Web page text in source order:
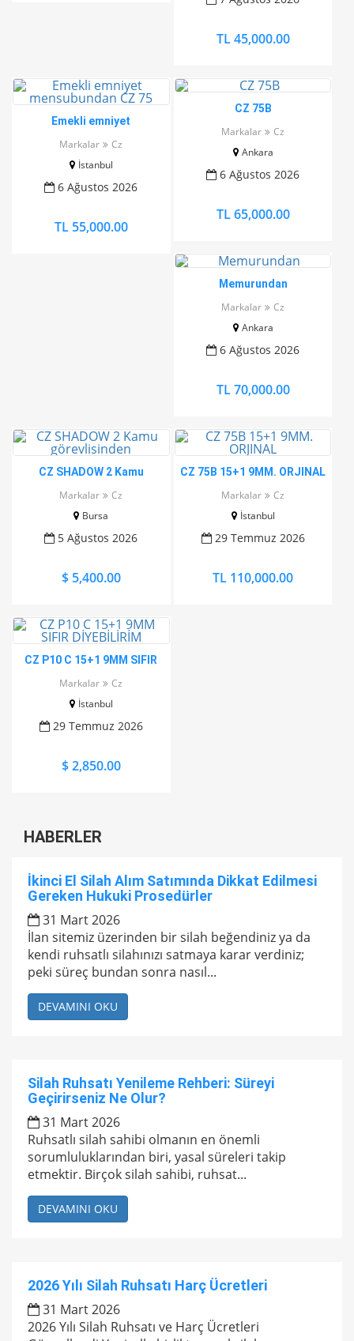
TL 45,000.00
Emekli emniyet
Markalar
Cz
İstanbul
6 Ağustos 2026
TL 55,000.00
CZ 75B
Markalar
Cz
Ankara
6 Ağustos 2026
TL 65,000.00
Memurundan
Markalar
Cz
Ankara
6 Ağustos 2026
TL 70,000.00
CZ SHADOW 2 Kamu
Markalar
Cz
Bursa
5 Ağustos 2026
$ 5,400.00
CZ 75B 15+1 9MM. ORJINAL
Markalar
Cz
İstanbul
29 Temmuz 2026
TL 110,000.00
CZ P10 C 15+1 9MM SIFIR
Markalar
Cz
İstanbul
29 Temmuz 2026
$ 2,850.00
HABERLER
İkinci El Silah Alım Satımında Dikkat Edilmesi
Gereken Hukuki Prosedürler
31 Mart 2026
İlan sitemiz üzerinden bir silah beğendiniz ya da
kendi ruhsatlı silahınızı satmaya karar verdiniz;
peki süreç bundan sonra nasıl...
DEVAMINI OKU
Silah Ruhsatı Yenileme Rehberi: Süreyi
Geçirirseniz Ne Olur?
31 Mart 2026
Ruhsatlı silah sahibi olmanın en önemli
sorumluluklarından biri, yasal süreleri takip
etmektir. Birçok silah sahibi, ruhsat...
DEVAMINI OKU
2026 Yılı Silah Ruhsatı Harç Ücretleri
31 Mart 2026
2026 Yılı Silah Ruhsatı ve Harç Ücretleri